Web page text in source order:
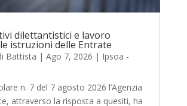
dilettantistici e lavoro
istruzioni delle Entrate
Battista | Ago 7, 2026 | Ipsoa -
n. 7 del 7 agosto 2026 l’Agenzia
attraverso la risposta a quesiti, ha